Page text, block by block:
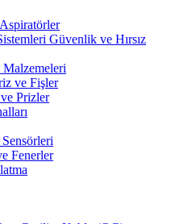
Güvenlik ve Hırsız
Malzemeleri
ve Fişler
Prizler
Fenerler